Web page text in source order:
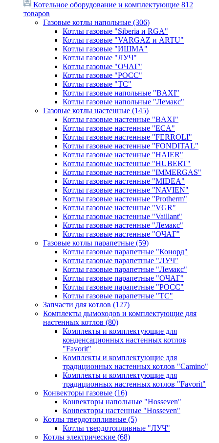
Котельное оборудование и комплектующие 812
товаров
Газовые котлы напольные (306)
Котлы газовые "Siberia и RGA"
Котлы газовые "VARGAZ и ARTU"
Котлы газовые "ИШМА"
Котлы газовые "ЛУЧ"
Котлы газовые "ОЧАГ"
Котлы газовые "РОСС"
Котлы газовые "ТС"
Котлы газовые напольные "BAXI"
Котлы газовые напольные "Лемакс"
Газовые котлы настенные (145)
Котлы газовые настенные "BAXI"
Котлы газовые настенные "ECA"
Котлы газовые настенные "FERROLI"
Котлы газовые настенные "FONDITAL"
Котлы газовые настенные "HAIER"
Котлы газовые настенные "HUBERT"
Котлы газовые настенные "IMMERGAS"
Котлы газовые настенные "MIDEA"
Котлы газовые настенные "NAVIEN"
Котлы газовые настенные "Protherm"
Котлы газовые настенные "VGR"
Котлы газовые настенные "Vaillant"
Котлы газовые настенные "Лемакс"
Котлы газовые настенные "ОЧАГ"
Газовые котлы парапетные (59)
Котлы газовые парапетные "Конорд"
Котлы газовые парапетные "ЛУЧ"
Котлы газовые парапетные "Лемакс"
Котлы газовые парапетные "ОЧАГ"
Котлы газовые парапетные "РОСС"
Котлы газовые парапетные "ТС"
Запчасти для котлов (127)
Комплекты дымоходов и комплектующие для
настенных котлов (80)
Комплекты и комплектующие для
конденсационных настенных котлов
"Favorit"
Комплекты и комплектующие для
традиционных настенных котлов "Camino"
Комплекты и комплектующие для
традиционных настенных котлов "Favorit"
Конвекторы газовые (16)
Конвекторы напольные "Hosseven"
Конвекторы настенные "Hosseven"
Котлы твердотопливные (5)
Котлы твердотопливные "ЛУЧ"
Котлы электрические (68)